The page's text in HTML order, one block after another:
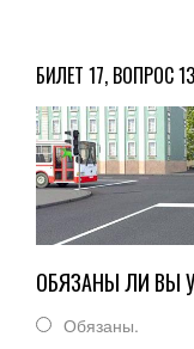
БИЛЕТ 17, ВОПРОС 13
ОБЯЗАНЫ ЛИ ВЫ
Обязаны.